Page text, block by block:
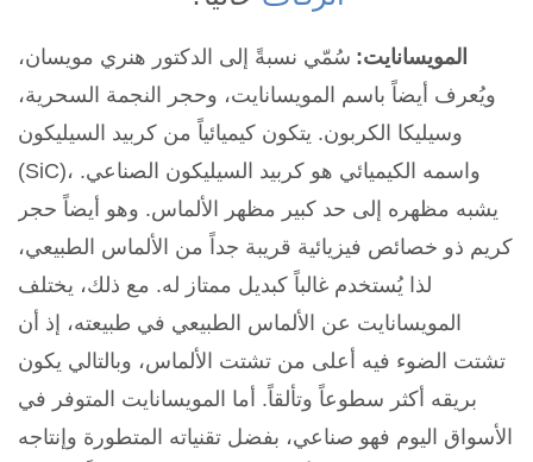
المويسانايت: سُمّي نسبةً إلى الدكتور هنري مويسان،
ويُعرف أيضاً باسم المويسانايت، وحجر النجمة السحرية،
وسيليكا الكربون. يتكون كيميائياً من كربيد السيليكون
(SiC)، واسمه الكيميائي هو كربيد السيليكون الصناعي.
يشبه مظهره إلى حد كبير مظهر الألماس. وهو أيضاً حجر
كريم ذو خصائص فيزيائية قريبة جداً من الألماس الطبيعي،
لذا يُستخدم غالباً كبديل ممتاز له. مع ذلك، يختلف
المويسانايت عن الألماس الطبيعي في طبيعته، إذ أن
تشتت الضوء فيه أعلى من تشتت الألماس، وبالتالي يكون
بريقه أكثر سطوعاً وتألقاً. أما المويسانايت المتوفر في
الأسواق اليوم فهو صناعي، بفضل تقنياته المتطورة وإنتاجه